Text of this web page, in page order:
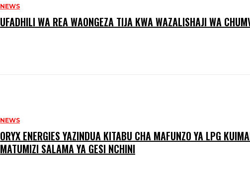
NEWS
UFADHILI WA REA WAONGEZA TIJA KWA WAZALISHAJI WA
NEWS
ORYX ENERGIES YAZINDUA KITABU CHA MAFUNZO YA LPG
MATUMIZI SALAMA YA GESI NCHINI